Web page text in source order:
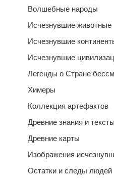
Волшебные народы
Исчезнувшие животные
Исчезнувшие
Исчезнувшие
Легенды о Стране
Химеры
Коллекция артефактов
Древние знания и тексты
Древние карты
Изображения
Остатки и следы людей